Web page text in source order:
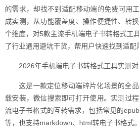
的需求，却找不到适配移动端的免费可用
成实测，从功能覆盖度、操作便捷性、转
个维度，对5款主流手机端电子书转格式工
了行业通用避坑干货，帮用户快速找到适配
2026年手机端电子书转格式工具实测
这是一款定位移动端碎片化场景的全
载安装，微信搜索即可打开使用。实测过
流电子书格式的互转需求，包括常见的
等，也支持markdown、html转电子书格式。